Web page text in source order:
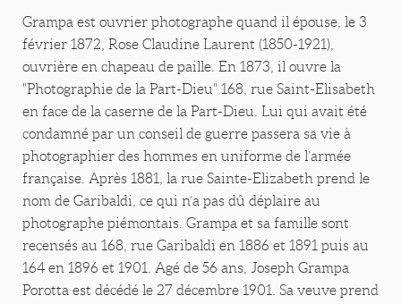
Grampa est ouvrier photographe quand il épouse, le 3
février 1872, Rose Claudine Laurent (1850-1921),
ouvrière en chapeau de paille. En 1873, il ouvre la
"Photographie de la Part-Dieu" 168, rue Saint-Elisabeth
en face de la caserne de la Part-Dieu. Lui qui avait été
condamné par un conseil de guerre passera sa vie à
photographier des hommes en uniforme de l’armée
française. Après 1881, la rue Sainte-Elizabeth prend le
nom de Garibaldi, ce qui n’a pas dû déplaire au
photographe piémontais. Grampa et sa famille sont
recensés au 168, rue Garibaldi en 1886 et 1891 puis au
164 en 1896 et 1901. Agé de 56 ans, Joseph Grampa
Porotta est décédé le 27 décembre 1901. Sa veuve prend